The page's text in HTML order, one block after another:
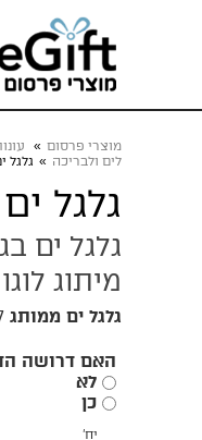
מוצרי פרסום »
לים ולבריכה » גלגל
גלגל
גלגל ים
מיתוג
גלגל ים ממותג
האם דרושה
לא
כן
יח'